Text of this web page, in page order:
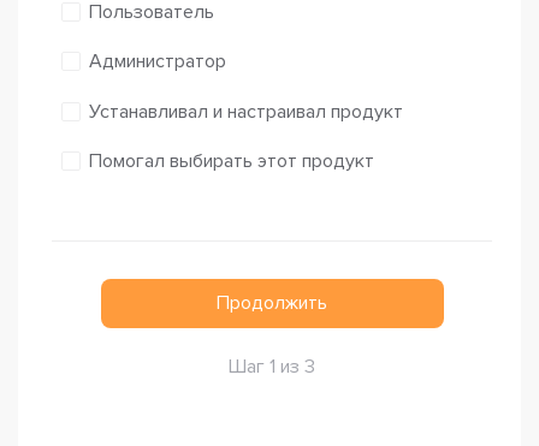
Пользователь
Администратор
Устанавливал и настраивал продукт
Помогал выбирать этот продукт
Шаг 1 из 3
Продолжить